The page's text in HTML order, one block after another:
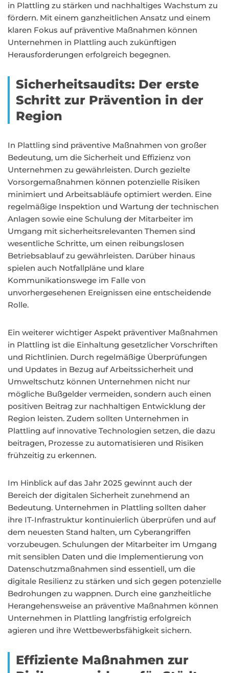
in Plattling zu stärken und nachhaltiges Wachstum zu
fördern. Mit einem ganzheitlichen Ansatz und einem
klaren Fokus auf präventive Maßnahmen können
Unternehmen in Plattling auch zukünftigen
Herausforderungen erfolgreich begegnen.
Sicherheitsaudits: Der erste
Schritt zur Prävention in der
Region
In Plattling sind präventive Maßnahmen von großer
Bedeutung, um die Sicherheit und Effizienz von
Unternehmen zu gewährleisten. Durch gezielte
Vorsorgemaßnahmen können potenzielle Risiken
minimiert und Arbeitsabläufe optimiert werden. Eine
regelmäßige Inspektion und Wartung der technischen
Anlagen sowie eine Schulung der Mitarbeiter im
Umgang mit sicherheitsrelevanten Themen sind
wesentliche Schritte, um einen reibungslosen
Betriebsablauf zu gewährleisten. Darüber hinaus
spielen auch Notfallpläne und klare
Kommunikationswege im Falle von
unvorhergesehenen Ereignissen eine entscheidende
Rolle.
Ein weiterer wichtiger Aspekt präventiver Maßnahmen
in Plattling ist die Einhaltung gesetzlicher Vorschriften
und Richtlinien. Durch regelmäßige Überprüfungen
und Updates in Bezug auf Arbeitssicherheit und
Umweltschutz können Unternehmen nicht nur
mögliche Bußgelder vermeiden, sondern auch einen
positiven Beitrag zur nachhaltigen Entwicklung der
Region leisten. Zudem sollten Unternehmen in
Plattling auf innovative Technologien setzen, die dazu
beitragen, Prozesse zu automatisieren und Risiken
frühzeitig zu erkennen.
Im Hinblick auf das Jahr 2025 gewinnt auch der
Bereich der digitalen Sicherheit zunehmend an
Bedeutung. Unternehmen in Plattling sollten daher
ihre IT-Infrastruktur kontinuierlich überprüfen und auf
dem neuesten Stand halten, um Cyberangriffen
vorzubeugen. Schulungen der Mitarbeiter im Umgang
mit sensiblen Daten und die Implementierung von
Datenschutzmaßnahmen sind essentiell, um die
digitale Resilienz zu stärken und sich gegen potenzielle
Bedrohungen zu wappnen. Durch eine ganzheitliche
Herangehensweise an präventive Maßnahmen können
Unternehmen in Plattling langfristig erfolgreich
agieren und ihre Wettbewerbsfähigkeit sichern.
Effiziente Maßnahmen zur